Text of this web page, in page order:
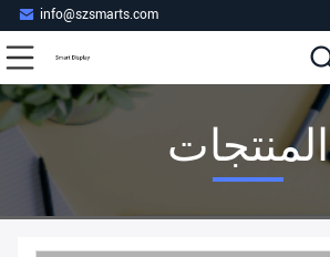
info@szsmarts.com
المنتجات